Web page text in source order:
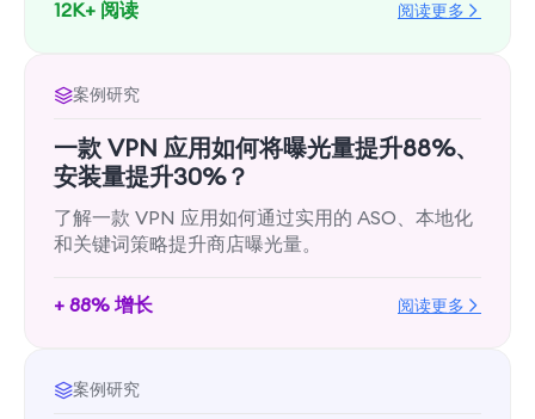
12K+ 阅读 阅读更多
案例研究
一款 VPN 应用如何将曝光量提升88%、
安装量提升30%？
了解一款 VPN 应用如何通过实用的 ASO、本地化
和关键词策略提升商店曝光量。
+ 88% 增长 阅读更多
案例研究